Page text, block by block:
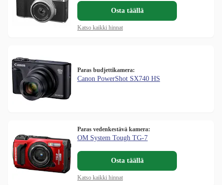
Osta täällä
Katso kaikki hinnat
Paras budjettikamera:
Canon PowerShot SX740 HS
Paras vedenkestävä kamera:
OM System Tough TG-7
Osta täällä
Katso kaikki hinnat